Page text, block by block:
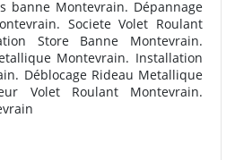
banne Montevrain. Dépannage
Societe Volet Roulant
Store Banne Montevrain.
Montevrain. Installation
Déblocage Rideau Metallique
Volet Roulant Montevrain.